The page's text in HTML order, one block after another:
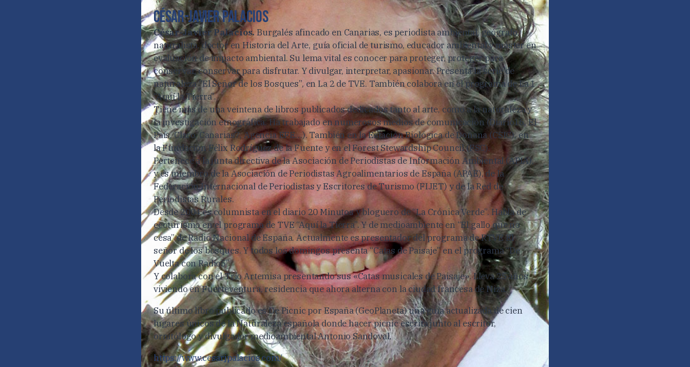
CÉSAR-JAVIER PALACIOS
César-Javier Palacios.Burgalés afincado en Canarias, es periodista ambiental, geógrafo,
naturalista, doctor en Historia del Arte, guía oficial de turismo, educador ambiental y máster en
evaluación de impacto ambiental. Su lema vital es conocer para proteger, proteger para
conservar, conservar para disfrutar. Y divulgar, interpretar, apasionar. Presenta la serie de
naturaleza “El Señor de los Bosques”, en La 2 de TVE. También colabora en el programa de La 1
“Aquí la Tierra”.
Tiene más de una veintena de libros publicados dedicados tanto al arte, como a la naturaleza y
la investigación etnográfica. Ha trabajado en numerosos medios de comunicación (Diario16, El
País, Claro, Canarias7, Agencia EFE…). También en la Estación Biológica de Doñana (CSIC), en
la Fundación Félix Rodríguez de la Fuente y en el Forest Stewardship Council (FSC).
Pertenece a la junta directiva de la Asociación de Periodistas de Información Ambiental (APIA),
y es miembro de la Asociación de Periodistas Agroalimentarios de España (APAE), de la
Federación Internacional de Periodistas y Escritores de Turismo (FIJET) y de la Red de
Periodistas Rurales.
Desde 2004 es columnista en el diario 20 Minutos y bloguero de “La Crónica Verde”. Habla de
ecoturismo en el programa de TVE “Aquí la Tierra”. Y de medioambiente en “El gallo que no
cesa” de Radio Nacional de España. Actualmente es presentador del programa de RTVE El
señor de los bosques. Y todos los domingos presenta “Catas de Paisaje” en el programa “De
Vuelta con Radio5”.
Y colabora con el Trío Artemisa presentando sus «Catas musicales de Paisaje». Lleva 25 años
viviendo en Fuerteventura, residencia que ahora alterna con la ciudad francesa de Niza.
Su último libro publicado es De Picnic por España (GeoPlaneta) una guía actualizada de cien
lugares únicos de la Naturaleza española donde hacer picnic escrita junto al escritor,
ornitólogo y divulgador medioambiental Antonio Sandoval.
https://www.cesarjpalacios.com/